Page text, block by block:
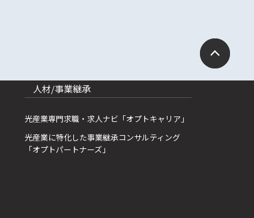
人材/事業継承
光産業専門求職・求人ナビ「オプトキャリア」
光産業に特化した事業継承コンサルティング
「オプトパートナーズ」